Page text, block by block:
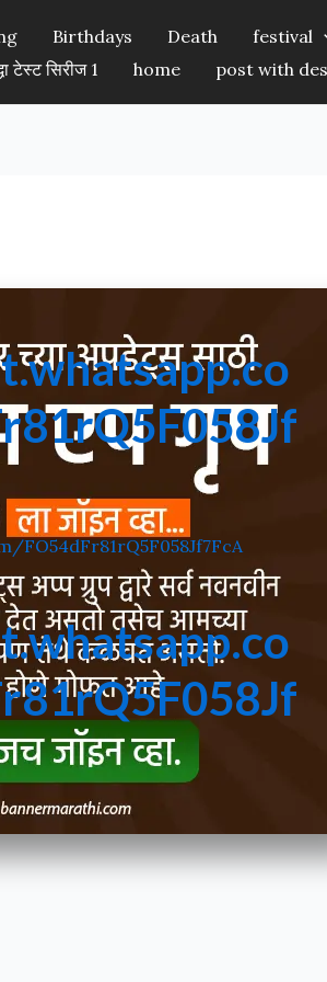
Birthdays Death festival
टेस्ट सिरीज 1
home post with
ह्या वेबसाईट वर सर्व प्रकारचे बॅनर
बॅनर व सर्व प्रकारचे सण उत्सव,
एकमेव उद्देश हा आहे की माझ्या
वेगळे व क्वालिटी बॅनर आहे. मी
कराव्यात व काही तुमच्याकडे नविन topics
get all kinds of banner designs on
Thanksgiving Banner, Emotional
and week winds are easily
to my website should meet the
quality banner. I place more
to make some improvements and